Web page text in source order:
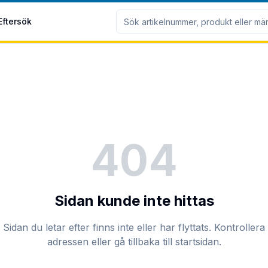
404
Sidan kunde inte hittas
Sidan du letar efter finns inte eller har flyttats. Kontrollera
adressen eller gå tillbaka till startsidan.